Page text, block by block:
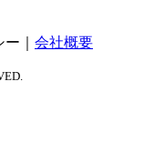
ー 会社概要